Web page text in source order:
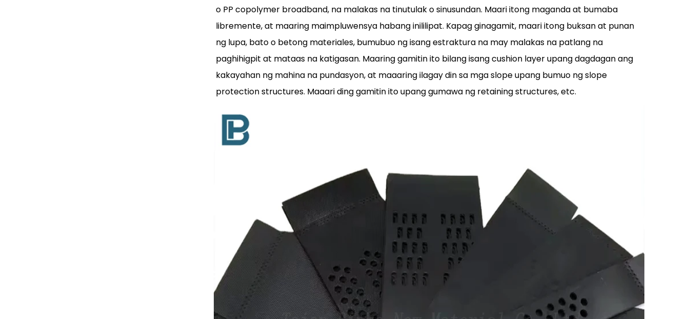
o PP copolymer broadband, na malakas na tinutulak o sinusundan. Maari itong maganda at bumaba
libremente, at maaring maimpluwensya habang inililipat. Kapag ginagamit, maari itong buksan at punan
ng lupa, bato o betong materiales, bumubuo ng isang estraktura na may malakas na patlang na
paghihigpit at mataas na katigasan. Maaring gamitin ito bilang isang cushion layer upang dagdagan ang
kakayahan ng mahina na pundasyon, at maaaring ilagay din sa mga slope upang bumuo ng slope
protection structures. Maaari ding gamitin ito upang gumawa ng retaining structures, etc.